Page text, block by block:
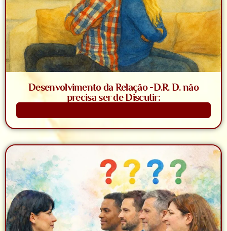
Desenvolvimento da Relação -D.R. D. não
precisa ser de Discutir: